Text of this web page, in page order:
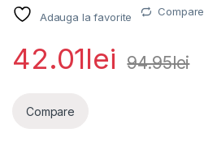
Adauga la favorite Compare
42.01lei 94.95lei
Compare